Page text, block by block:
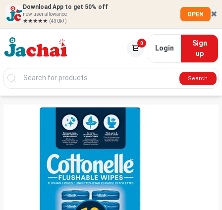
Download App to get 50% off
new user allowance
★★★★★ (430k+)
OPEN ✖
0
Login
Sign
up
Search